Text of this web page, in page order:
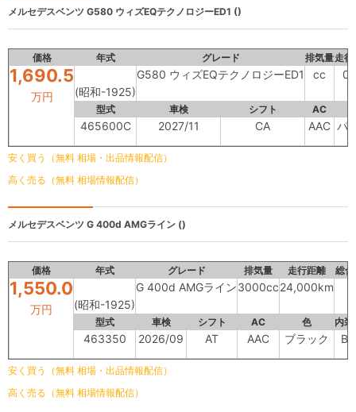
メルセデスベンツ G580 ウィズEQテクノロジーED1 ()
価格 年式 グレード 排気量走
1,690.5
万円 (昭和-1925)
G580 ウィズEQテクノロジーED1 cc
型式 車検 シフト AC
465600C 2027/11 CA AAC パ
安く買う（無料 相場・出品情報配信）
高く売る（無料 相場情報配信）
メルセデスベンツ G 400d AMGライン ()
価格 年式 グレード 排気量 走行距離 総
1,550.0
万円 (昭和-1925)
G 400d AMGライン3000cc24,000km
型式 車検 シフト AC 色 内装
463350 2026/09 AT AAC ブラック B
安く買う（無料 相場・出品情報配信）
高く売る（無料 相場情報配信）